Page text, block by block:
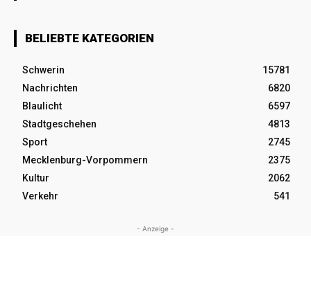
BELIEBTE KATEGORIEN
Schwerin
15781
Nachrichten
6820
Blaulicht
6597
Stadtgeschehen
4813
Sport
2745
Mecklenburg-Vorpommern
2375
Kultur
2062
Verkehr
541
- Anzeige -